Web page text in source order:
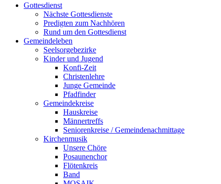
Gottesdienst
Nächste Gottesdienste
Predigten zum Nachhören
Rund um den Gottesdienst
Gemeindeleben
Seelsorgebezirke
Kinder und Jugend
Konfi-Zeit
Christenlehre
Junge Gemeinde
Pfadfinder
Gemeindekreise
Hauskreise
Männertreffs
Seniorenkreise / Gemeindenachmittage
Kirchenmusik
Unsere Chöre
Posaunenchor
Flötenkreis
Band